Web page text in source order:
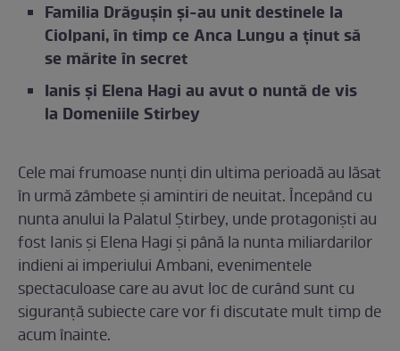
Familia Drăgușin și-au unit destinele la
Ciolpani, în timp ce Anca Lungu a ținut să
se mărite în secret
Ianis și Elena Hagi au avut o nuntă de vis
la Domeniile Stirbey
Cele mai frumoase nunți din ultima perioadă au lăsat
în urmă zâmbete și amintiri de neuitat. Începând cu
nunta anului la Palatul Știrbey, unde protagoniști au
fost Ianis și Elena Hagi și până la nunta miliardarilor
indieni ai imperiului Ambani, evenimentele
spectaculoase care au avut loc de curând sunt cu
siguranță subiecte care vor fi discutate mult timp de
acum înainte.